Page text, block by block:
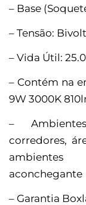
– Base
– Tensão:
– Vida Útil:
– Contém na
9W 3000K
–
corredores,
aconchegante
– Garantia